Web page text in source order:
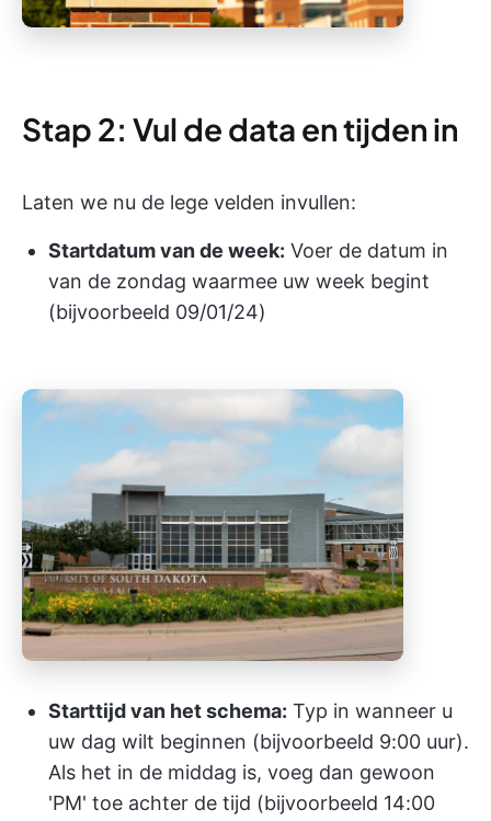
Stap 2: Vul de data en tijden in
Laten we nu de lege velden invullen:
Startdatum van de week: Voer de datum in
van de zondag waarmee uw week begint
(bijvoorbeeld 09/01/24)
Starttijd van het schema: Typ in wanneer u
uw dag wilt beginnen (bijvoorbeeld 9:00 uur).
Als het in de middag is, voeg dan gewoon
'PM' toe achter de tijd (bijvoorbeeld 14:00